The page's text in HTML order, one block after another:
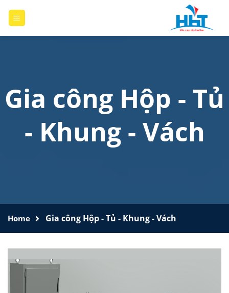
Gia công Hộp - Tủ
- Khung - Vách
Home Gia công Hộp - Tủ - Khung - Vách